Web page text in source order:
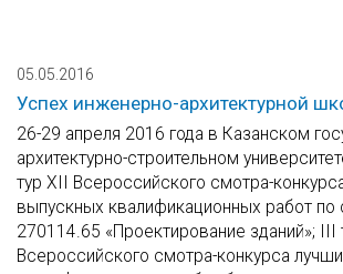
05.05.2016
Успех инженерно-архитектурной
26-29 апреля 2016 года в Казанском
архитектурно-строительном
тур XII Всероссийского смотра-
выпускных квалификационных работ по
270114.65 «Проектирование зданий»; III
Всероссийского смотра-конкурса